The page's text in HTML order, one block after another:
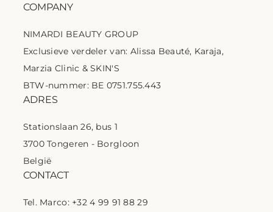
COMPANY
NIMARDI BEAUTY GROUP
Exclusieve verdeler van: Alissa Beauté, Karaja,
Marzia Clinic & SKIN'S
BTW-nummer: BE 0751.755.443
ADRES
Stationslaan 26, bus 1
3700 Tongeren - Borgloon
België
CONTACT
Tel. Marco: +32 4 99 91 88 29